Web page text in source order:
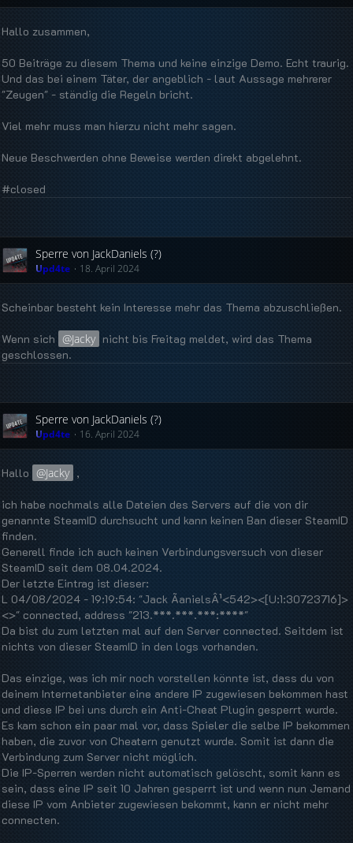
Hallo zusammen,
50 Beiträge zu diesem Thema und keine einzige Demo. Echt traurig.
Und das bei einem Täter, der angeblich - laut Aussage mehrerer
"Zeugen" - ständig die Regeln bricht.
Viel mehr muss man hierzu nicht mehr sagen.
Neue Beschwerden ohne Beweise werden direkt abgelehnt.
#closed
Sperre von JackDaniels (?)
Upd4te 18. April 2024
Scheinbar besteht kein Interesse mehr das Thema abzuschließen.
Wenn sich Jacky nicht bis Freitag meldet, wird das Thema
geschlossen.
Sperre von JackDaniels (?)
Upd4te 16. April 2024
Hallo Jacky ,
ich habe nochmals alle Dateien des Servers auf die von dir
genannte SteamID durchsucht und kann keinen Ban dieser SteamID
finden.
Generell finde ich auch keinen Verbindungsversuch von dieser
SteamID seit dem 08.04.2024.
Der letzte Eintrag ist dieser:
L 04/08/2024 - 19:19:54: "Jack ÃanielsÂ¹<542><[U:1:30723716]>
<>" connected, address "213.***.***.***:****"
Da bist du zum letzten mal auf den Server connected. Seitdem ist
nichts von dieser SteamID in den logs vorhanden.
Das einzige, was ich mir noch vorstellen könnte ist, dass du von
deinem Internetanbieter eine andere IP zugewiesen bekommen hast
und diese IP bei uns durch ein Anti-Cheat Plugin gesperrt wurde.
Es kam schon ein paar mal vor, dass Spieler die selbe IP bekommen
haben, die zuvor von Cheatern genutzt wurde. Somit ist dann die
Verbindung zum Server nicht möglich.
Die IP-Sperren werden nicht automatisch gelöscht, somit kann es
sein, dass eine IP seit 10 Jahren gesperrt ist und wenn nun Jemand
diese IP vom Anbieter zugewiesen bekommt, kann er nicht mehr
connecten.